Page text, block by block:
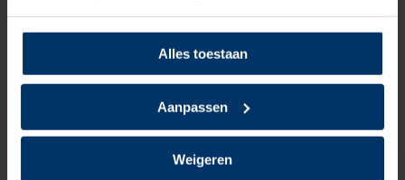
Alles toestaan
Aanpassen
Weigeren
Zoolmateriaal TPU/PU
Overige specificaties ESD
Zwart